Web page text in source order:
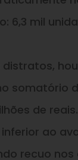
6,3 mil
somatório
de
ao
recuo